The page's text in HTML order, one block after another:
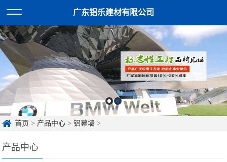
广东铝乐建材有限公司
首页 > 产品中心 >铝幕墙 >
产品中心